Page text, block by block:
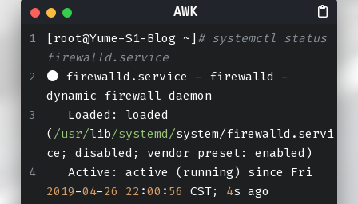
[root@Yume-S1-Blog ~] # systemctl status
firewalld.service
● firewalld.service - firewalld -
dynamic firewall daemon
( /usr/lib/systemd/system/firewalld.servi
ce; disabled; vendor preset: enabled)
   Active: active (running) since Fri
2019-04-26 22 :00 : 56 CST; 4s ago